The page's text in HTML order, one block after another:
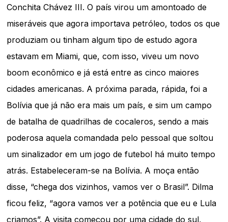
Conchita Chávez III. O país virou um amontoado de
miseráveis que agora importava petróleo, todos os que
produziam ou tinham algum tipo de estudo agora
estavam em Miami, que, com isso, viveu um novo
boom econômico e já está entre as cinco maiores
cidades americanas. A próxima parada, rápida, foi a
Bolívia que já não era mais um país, e sim um campo
de batalha de quadrilhas de cocaleros, sendo a mais
poderosa aquela comandada pelo pessoal que soltou
um sinalizador em um jogo de futebol há muito tempo
atrás. Estabeleceram-se na Bolívia. A moça então
disse, “chega dos vizinhos, vamos ver o Brasil”. Dilma
ficou feliz, “agora vamos ver a potência que eu e Lula
criamos”. A visita começou por uma cidade do sul,